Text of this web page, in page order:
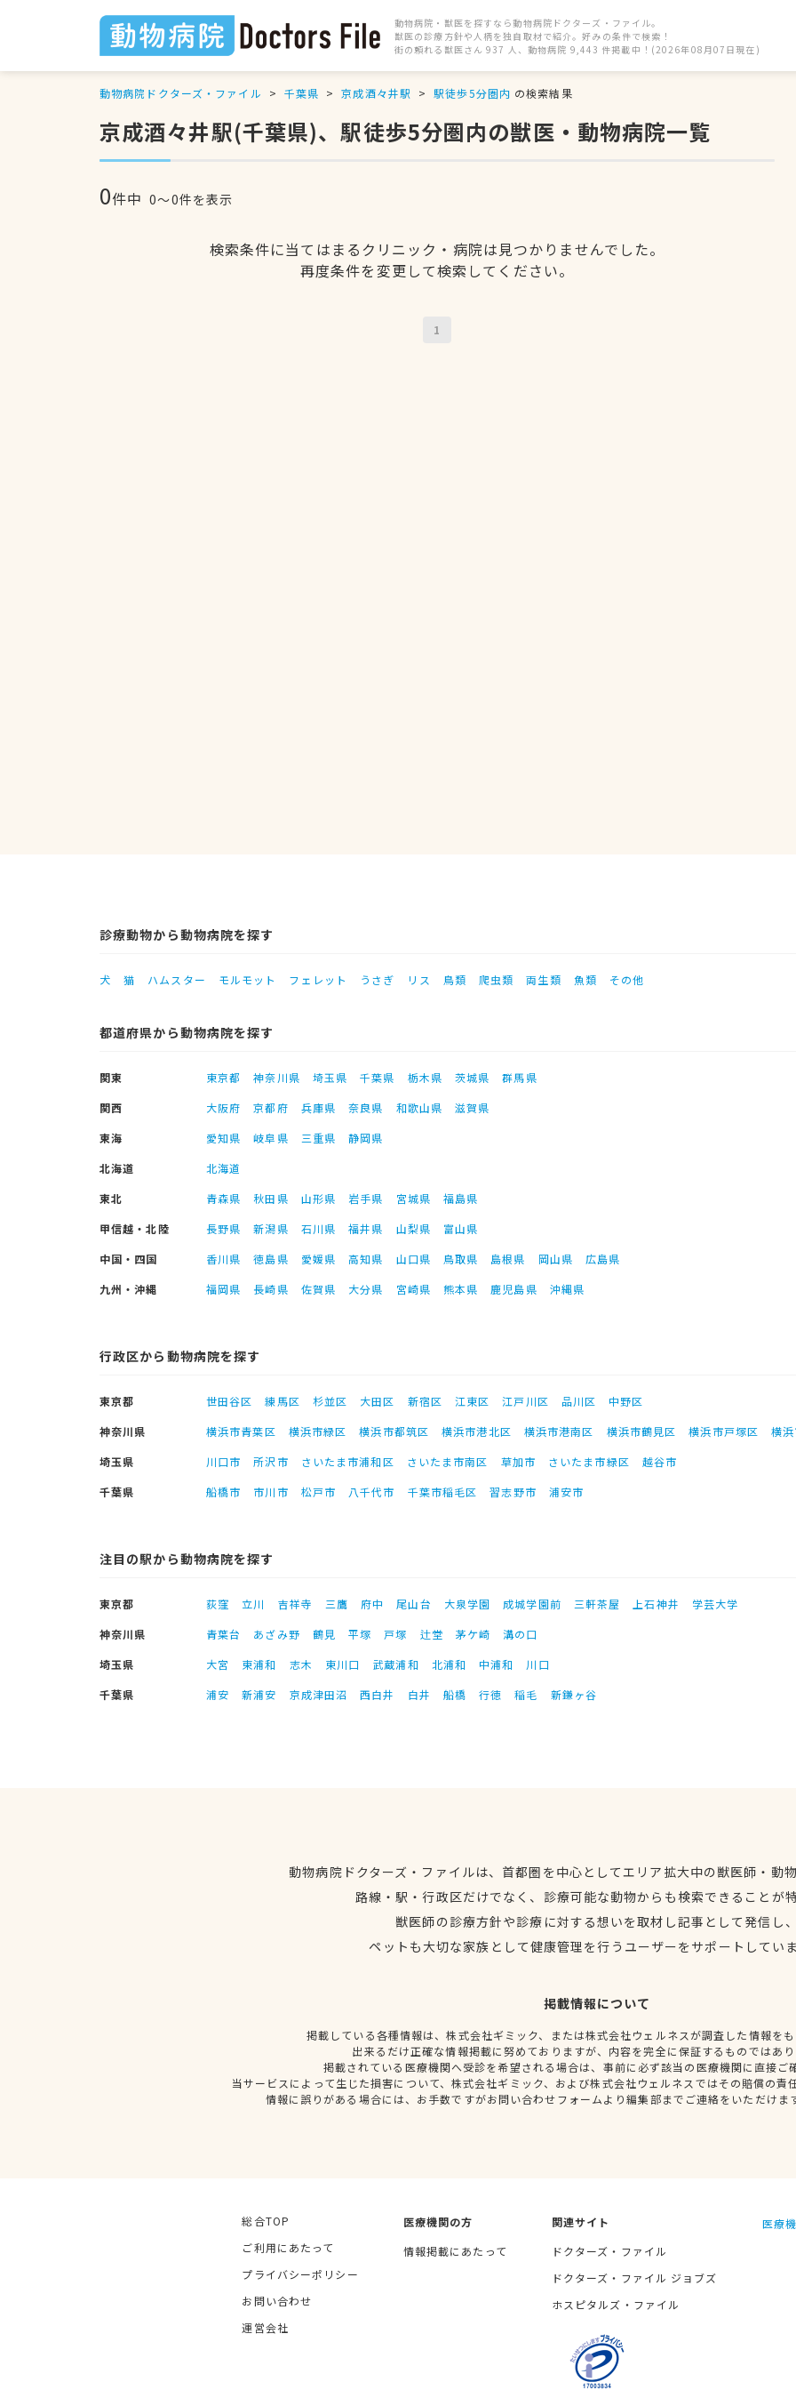
動物病院・獣医を探すなら動物病院ドクターズ・ファイル。
獣医の診療方針や人柄を独自取材で紹介。好みの条件で検索！
街の頼れる獣医さん 937 人、動物病院 9,443 件掲載中！(2026年08月07日現在)
動物病院ドクターズ・ファイル 千葉県 京成酒々井駅 駅徒歩5分圏内 の検索結果
京成酒々井駅(千葉県)、駅徒歩5分圏内の獣医・動物病院一覧
0件中 0〜0件を表示
検索条件に当てはまるクリニック・病院は見つかりませんでした。
再度条件を変更して検索してください。
1
診療動物から動物病院を探す
犬 猫 ハムスター モルモット フェレット うさぎ リス 鳥類 爬虫類 両生類 魚類 その他
都道府県から動物病院を探す
関東 東京都 神奈川県 埼玉県 千葉県 栃木県 茨城県
群馬県
関西
大阪府 京都府 兵庫県 奈良県 和歌山県
滋賀県
東海
愛知県 岐阜県 三重県
静岡県
北海道
北海道
東北
青森県 秋田県 山形県 岩手県 宮城県
福島県
甲信越・北陸
長野県 新潟県 石川県 福井県 山梨県
富山県
中国・四国
香川県 徳島県 愛媛県 高知県 山口県 鳥取県 島根県 岡山県
広島県
九州・沖縄
福岡県 長崎県 佐賀県 大分県 宮崎県 熊本県 鹿児島県 沖縄県
行政区から動物病院を探す
東京都 世田谷区 練馬区 杉並区 大田区 新宿区 江東区 江戸川区 品川区
中野区
神奈川県
横浜市青葉区 横浜市緑区 横浜市都筑区 横浜市港北区 横浜市港南区 横浜市鶴見区 横浜市戸塚区
横
埼玉県
川口市 所沢市 さいたま市浦和区 さいたま市南区 草加市 さいたま市緑区
越谷市
千葉県
船橋市 市川市 松戸市 八千代市 千葉市稲毛区 習志野市 浦安市
注目の駅から動物病院を探す
東京都 荻窪 立川 吉祥寺 三鷹 府中 尾山台 大泉学園 成城学園前 三軒茶屋 上石神井
学芸大学
神奈川県
青葉台 あざみ野 鶴見 平塚 戸塚 辻堂 茅ケ崎
溝の口
埼玉県
大宮 東浦和 志木 東川口 武蔵浦和 北浦和 中浦和
川口
千葉県
浦安 新浦安 京成津田沼 西白井 白井 船橋 行徳 稲毛 新鎌ヶ谷
動物病院ドクターズ・ファイルは、首都圏を中心としてエリア拡大中の獣医師・動
路線・駅・行政区だけでなく、診療可能な動物からも検索できることが
獣医師の診療方針や診療に対する想いを取材し記事として発信し
ペットも大切な家族として健康管理を行うユーザーをサポートしてい
掲載情報について
掲載している各種情報は、株式会社ギミック、または株式会社ウェルネスが調査した情報を
出来るだけ正確な情報掲載に努めておりますが、内容を完全に保証するものではあ
掲載されている医療機関へ受診を希望される場合は、事前に必ず該当の医療機関に直接ご
当サービスによって生じた損害について、株式会社ギミック、および株式会社ウェルネスではその賠償の責
情報に誤りがある場合には、お手数ですがお問い合わせフォームより編集部までご連絡をいただけま
総合TOP
ご利用にあたって
プライバシーポリシー
お問い合わせ
運営会社
医療機関の方
情報掲載にあたって
関連サイト
ドクターズ・ファイル
ドクターズ・ファイル ジョブズ
ホスピタルズ・ファイル
医療